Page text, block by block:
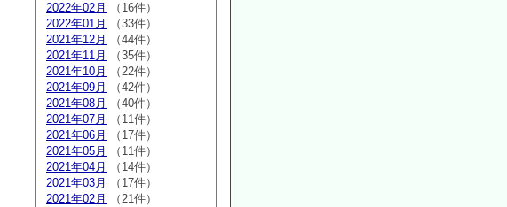
2022年02月
（16件）
2022年01月
（33件）
2021年12月
（44件）
2021年11月
（35件）
2021年10月
（22件）
2021年09月
（42件）
2021年08月
（40件）
2021年07月
（11件）
2021年06月
（17件）
2021年05月
（11件）
2021年04月
（14件）
2021年03月
（17件）
2021年02月
（21件）